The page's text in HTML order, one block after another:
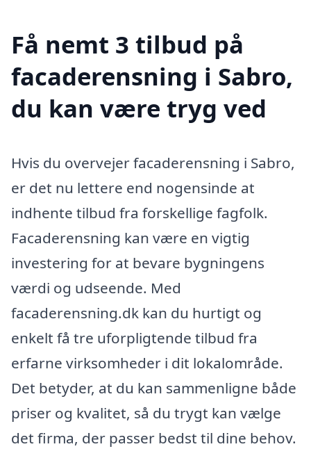
Få nemt 3 tilbud på
facaderensning i Sabro,
du kan være tryg ved
Hvis du overvejer facaderensning i Sabro,
er det nu lettere end nogensinde at
indhente tilbud fra forskellige fagfolk.
Facaderensning kan være en vigtig
investering for at bevare bygningens
værdi og udseende. Med
facaderensning.dk kan du hurtigt og
enkelt få tre uforpligtende tilbud fra
erfarne virksomheder i dit lokalområde.
Det betyder, at du kan sammenligne både
priser og kvalitet, så du trygt kan vælge
det firma, der passer bedst til dine behov.